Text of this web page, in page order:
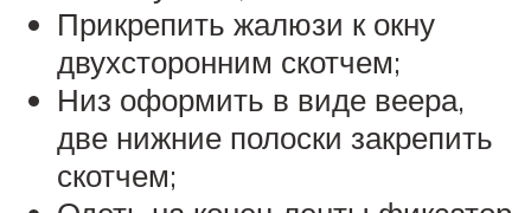
Прикрепить жалюзи к окну
двухсторонним скотчем;
Низ оформить в виде веера,
две нижние полоски закрепить
скотчем;